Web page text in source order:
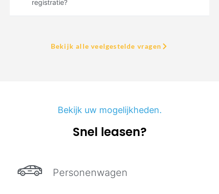
registratie?
Bekijk alle veelgestelde vragen
Bekijk uw mogelijkheden.
Snel leasen?
Personenwagen